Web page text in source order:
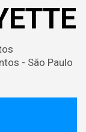
- São Paulo